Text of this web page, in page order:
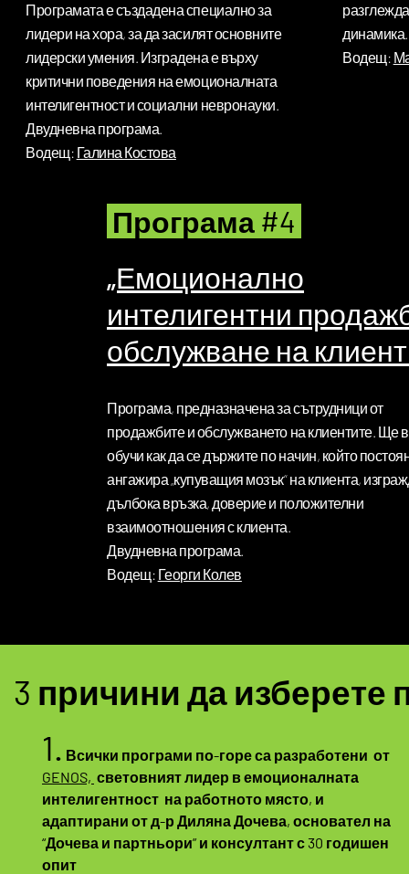
Програмата е създадена специално за
лидери на хора, за да засилят основните
лидерски умения. Изградена е върху
критични поведения на емоционалната
интелигентност и социални невронауки.
Двудневна програма.
Водещ: Галина Костова
Водещ:
Програма #4
„Емоционално
интелигентни
обслужване на
Програма, предназначена за сътрудници от
продажбите и обслужването на клиентите. Ще
обучи как да се държите по начин, който
ангажира „купуващия мозък“ на клиента,
дълбока връзка, доверие и положителни
взаимоотношения с клиента.
Двудневна програма.
Водещ: Георги Колев
3 причини да изберете
1. Всички програми по-горе са разработени от
GENOS, световният лидер в емоционалната
интелигентност на работното място, и
адаптирани от д-р Диляна Дочева, основател на
“Дочева и партньори” и консултант с 30 годишен
опит